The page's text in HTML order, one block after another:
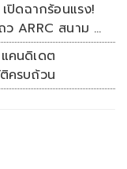
ปิดฉากร้อนแรง!
ARRC สนาม 4
คนดิเดต
ครบถ้วน